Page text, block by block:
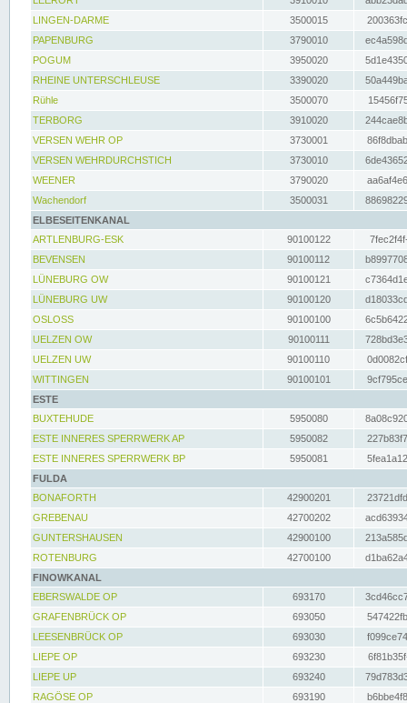
LINGEN-DARME
3500015
PAPENBURG
3790010
POGUM
3950020
RHEINE UNTERSCHLEUSE
3390020
Rühle
3500070
TERBORG
3910020
VERSEN WEHR OP
3730001
VERSEN WEHRDURCHSTICH
3730010
WEENER
3790020
Wachendorf
3500031
ELBESEITENKANAL
ARTLENBURG-ESK
90100122
BEVENSEN
90100112
LÜNEBURG OW
90100121
LÜNEBURG UW
90100120
OSLOSS
90100100
UELZEN OW
90100111
UELZEN UW
90100110
WITTINGEN
90100101
ESTE
BUXTEHUDE
5950080
ESTE INNERES SPERRWERK AP
5950082
ESTE INNERES SPERRWERK BP
5950081
FULDA
BONAFORTH
42900201
GREBENAU
42700202
GUNTERSHAUSEN
42900100
ROTENBURG
42700100
FINOWKANAL
EBERSWALDE OP
693170
GRAFENBRÜCK OP
693050
LEESENBRÜCK OP
693030
LIEPE OP
693230
LIEPE UP
693240
RAGÖSE OP
693190